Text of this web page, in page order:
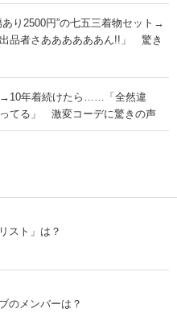
あり2500円”の七五三着物セット→
品者さああああああん!!」 驚き
→10年着続けたら……「全然違
てる」 激変コーデに驚きの声
スト」は？
のメンバーは？